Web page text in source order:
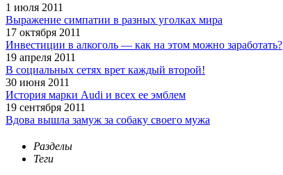
1 июля 2011
Выражение симпатии в разных уголках мира
17 октября 2011
Инвестиции в алкоголь — как на этом можно заработать?
19 апреля 2011
В социальных сетях врет каждый второй!
30 июня 2011
История марки Audi и всех ее эмблем
19 сентября 2011
Вдова вышла замуж за собаку своего мужа
Разделы
Теги